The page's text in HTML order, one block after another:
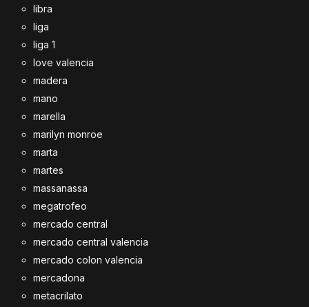
libra
liga
liga 1
love valencia
madera
mano
marella
marilyn monroe
marta
martes
massanassa
megatrofeo
mercado central
mercado central valencia
mercado colon valencia
mercadona
metacrilato